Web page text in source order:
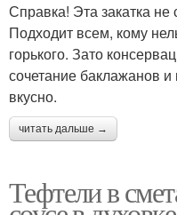
Справка! Эта закатка не
Подходит всем, кому
горького. Зато
сочетание баклажанов
вкусно.
читать дальше →
Тефтели в